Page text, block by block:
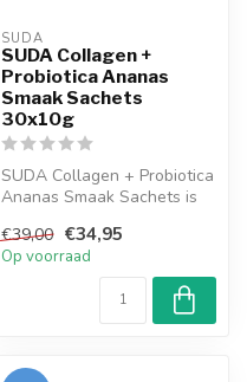
SUDA
SUDA Collagen +
Probiotica Ananas
Smaak Sachets
30x10g
SUDA Collagen + Probiotica
Ananas Smaak Sachets is
uw...
€39,00 €34,95
Op voorraad